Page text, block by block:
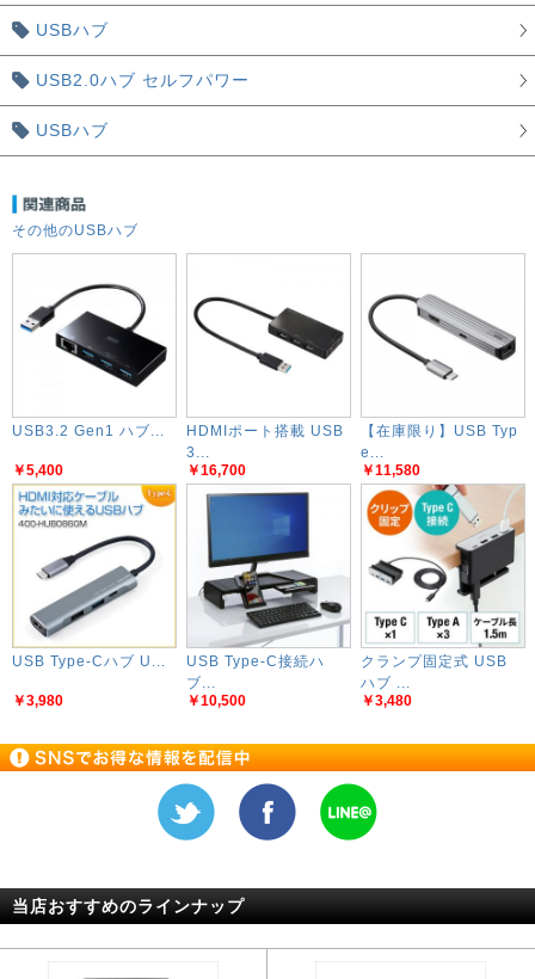
USBハブ
USB2.0ハブ セルフパワー
USBハブ
その他のUSBハブ
USB3.2 Gen1 ハブ...
￥5,400
HDMIポート搭載 USB
3...
￥16,700
【在庫限り】USB Typ
e...
￥11,580
USB Type-Cハブ U...
￥3,980
USB Type-C接続ハ
ブ...
￥10,500
クランプ固定式 USB
ハブ ...
￥3,480
当店おすすめのラインナップ